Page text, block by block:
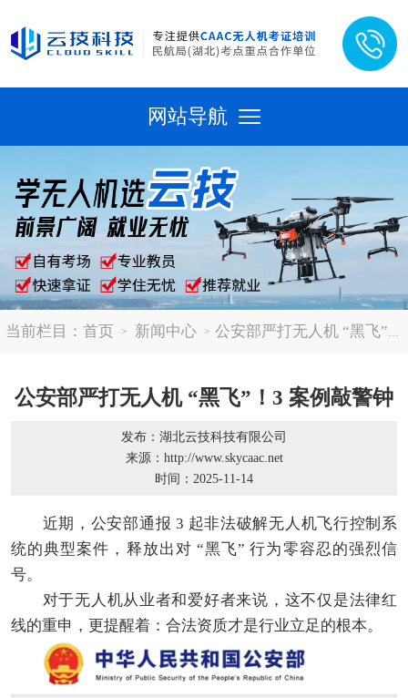
网站导航
当前栏目： 首页 新闻中心 公安部严打无人机 “黑飞”！3 案例敲警钟
公安部严打无人机 “黑飞”！3 案例敲警钟
发布：湖北云技科技有限公司
来源：http://www.skycaac.net
时间：2025-11-14
近期，公安部通报 3 起非法破解无人机飞行控制系
统的典型案件，释放出对 “黑飞” 行为零容忍的强烈信
号。
对于无人机从业者和爱好者来说，这不仅是法律红
线的重申，更提醒着：合法资质才是行业立足的根本。